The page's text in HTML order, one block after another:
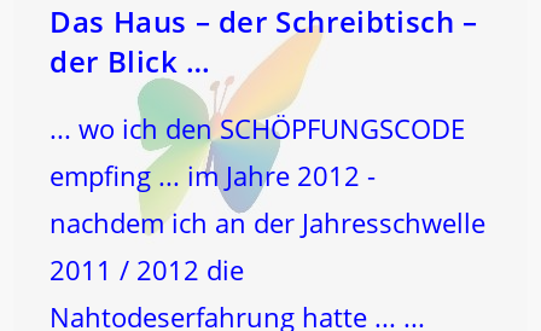
(und
Aus
Der
Sicht
Des
SCHÖPFUNGSCODES!
Das Haus – der Schreibtisch –
der Blick …
... wo ich den SCHÖPFUNGSCODE
empfing ... im Jahre 2012 -
nachdem ich an der Jahresschwelle
2011 / 2012 die
Nahtodeserfahrung hatte ... ...